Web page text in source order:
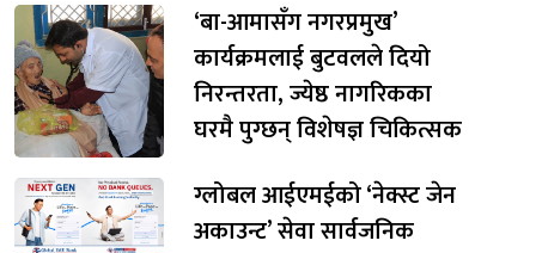
‘बा-आमासँग नगरप्रमुख’
कार्यक्रमलाई बुटवलले दियो
निरन्तरता, ज्येष्ठ नागरिकका
घरमै पुग्छन् विशेषज्ञ चिकित्सक
ग्लोबल आईएमईको ‘नेक्स्ट जेन
अकाउन्ट’ सेवा सार्वजनिक